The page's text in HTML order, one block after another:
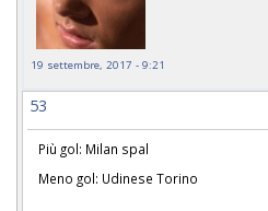
19 settembre, 2017 - 9:21
53
Più gol: Milan spal
Meno gol: Udinese Torino